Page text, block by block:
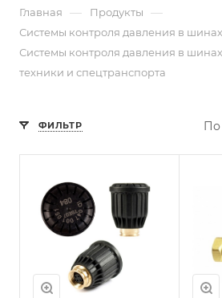
Главная — Продукты —
Системы контроля давления в шинах
Системы контроля давления в
техники и спецтранспорта
ФИЛЬТР